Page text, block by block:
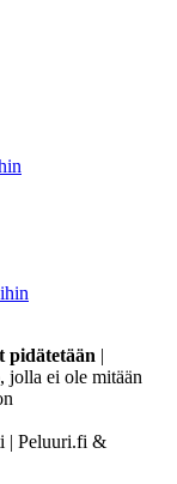
pidätetään |
jolla ei ole mitään
| Peluuri.fi &